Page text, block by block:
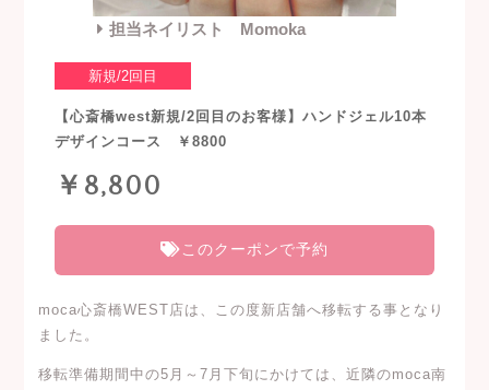
担当ネイリスト Momoka
新規/2回目
【心斎橋west新規/2回目のお客様】ハンドジェル10本
デザインコース ￥8800
￥8,800
このクーポンで予約
moca心斎橋WEST店は、この度新店舗へ移転する事となり
ました。
移転準備期間中の5月～7月下旬にかけては、近隣のmoca南